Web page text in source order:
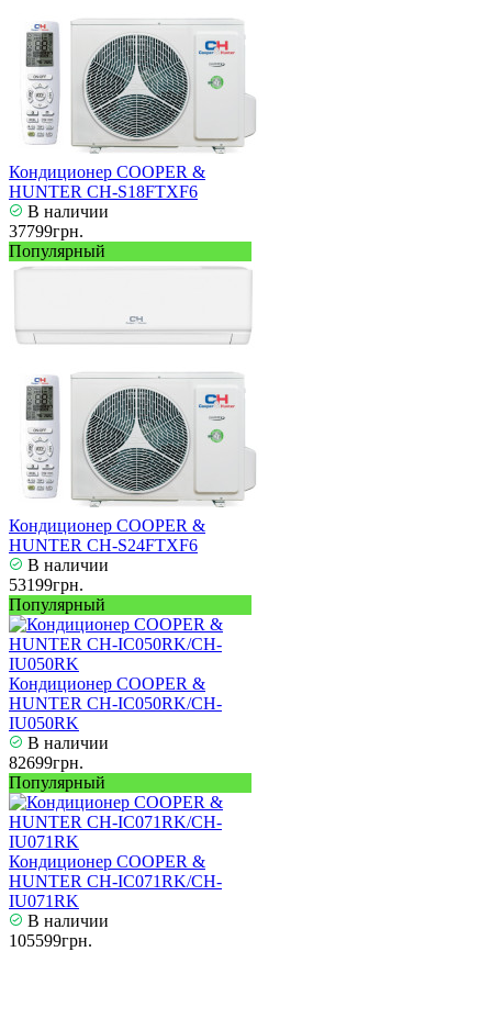
Кондиционер COOPER &
HUNTER CH-S18FTXF6
В наличии
37799грн.
Популярный
Кондиционер COOPER &
HUNTER CH-S24FTXF6
В наличии
53199грн.
Популярный
Кондиционер COOPER &
HUNTER CH-IC050RK/CH-
IU050RK
В наличии
82699грн.
Популярный
Кондиционер COOPER &
HUNTER CH-IC071RK/CH-
IU071RK
В наличии
105599грн.